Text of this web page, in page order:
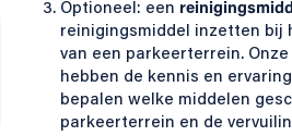
Optioneel: een
reinigingsmiddel inzetten bij
van een parkeerterrein.
hebben de kennis en
bepalen welke middelen
parkeerterrein en de